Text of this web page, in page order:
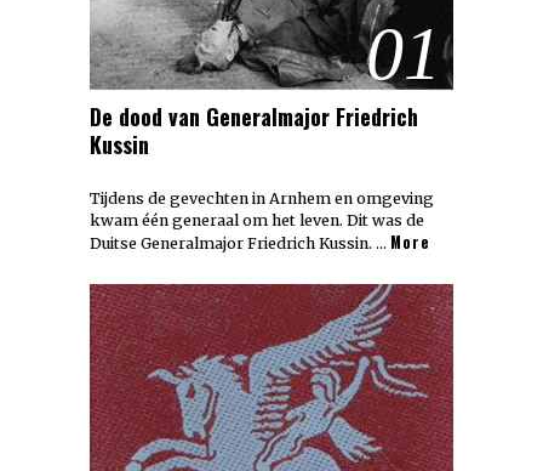
01
De dood van Generalmajor Friedrich
Kussin
Tijdens de gevechten in Arnhem en omgeving
kwam één generaal om het leven. Dit was de
Duitse Generalmajor Friedrich Kussin. … More